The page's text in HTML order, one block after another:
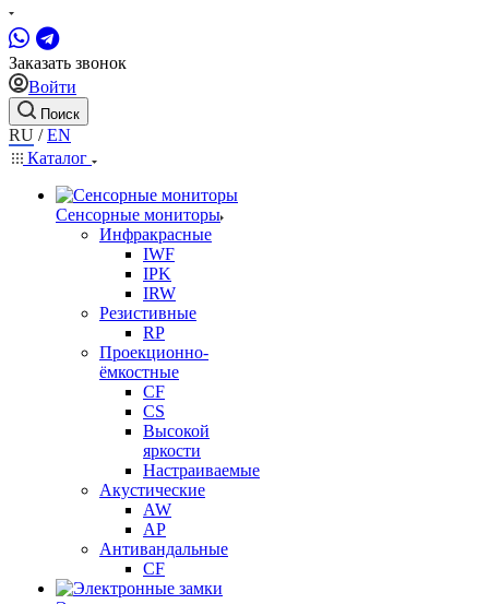
Заказать звонок
Войти
Поиск
RU /EN
Каталог
Сенсорные мониторы
Инфракрасные
IWF
IPK
IRW
Резистивные
RP
Проекционно-
ёмкостные
CF
CS
Высокой
яркости
Настраиваемые
Акустические
AW
AP
Антивандальные
CF